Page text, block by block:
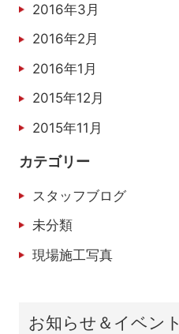
2016年3月
2016年2月
2016年1月
2015年12月
2015年11月
カテゴリー
スタッフブログ
未分類
現場施工写真
お知らせ＆イベント